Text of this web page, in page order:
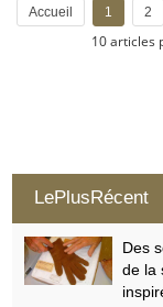
Accueil 1 2
10 articles
LePlusRécent
Des
de la